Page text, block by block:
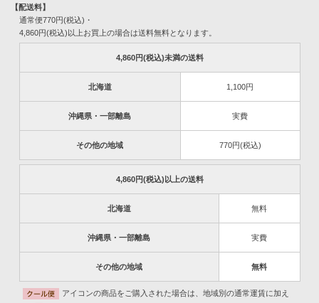
【配送料】
通常便770円(税込)・
4,860円(税込)以上お買上の場合は送料無料となります。
4,860円(税込)未満の送料
北海道 1,100円
沖縄県・一部離島 実費
その他の地域 770円(税込)
4,860円(税込)以上の送料
北海道 無料
沖縄県・一部離島 実費
その他の地域 無料
アイコンの商品をご購入された場合は、地域別の通常運賃に加え